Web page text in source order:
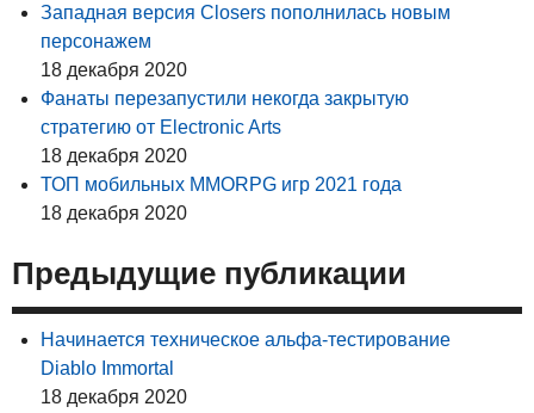
Западная версия Closers пополнилась новым
персонажем
18 декабря 2020
Фанаты перезапустили некогда закрытую
стратегию от Electronic Arts
18 декабря 2020
ТОП мобильных MMORPG игр 2021 года
18 декабря 2020
Предыдущие публикации
Начинается техническое альфа-тестирование
Diablo Immortal
18 декабря 2020